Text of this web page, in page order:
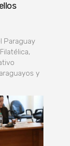
Paraguay
y